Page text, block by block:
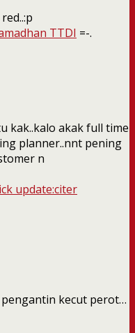
TTDI =-.
kak..kalo akak full time
planner..nnt pening
n
update:citer
kecut perot…